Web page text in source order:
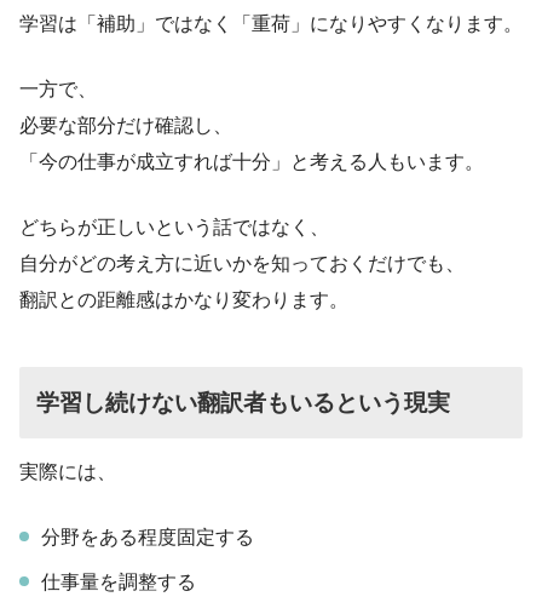
学習は「補助」ではなく「重荷」になりやすくなります。
一方で、
必要な部分だけ確認し、
「今の仕事が成立すれば十分」と考える人もいます。
どちらが正しいという話ではなく、
自分がどの考え方に近いかを知っておくだけでも、
翻訳との距離感はかなり変わります。
学習し続けない翻訳者もいるという現実
実際には、
分野をある程度固定する
仕事量を調整する